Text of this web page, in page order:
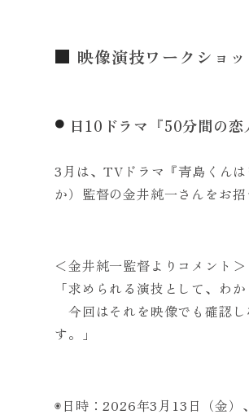
映像演技ワークショ
日10ドラマ『50分間の
3月は、TVドラマ『青島くん
か）監督の金井純一さんをお
＜金井純一監督よりコメント＞
「求められる演技として、わ
今回はそれを映像でも確認
す。」
◉日時：2026年3月13日（金）